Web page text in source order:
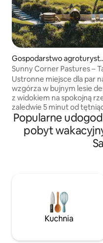
Gospodarstwo
zne w: Bellingen
Sunny Corner Pastures –
Ustronne miejsce dla par
wzgórza w bujnym lesie
z widokiem na spokojną
zaledwie 5 minut od
Bellingen. Zanurz się w
parującej cedrowej wannie
z hydromasażem,
w luksusowym łóżku typu
zregeneruj się w saunie
i zimnym basenie, a na
butelkę szampana na nasz
Spokojny wypoczynek,
Popularne
pobyt
Kuchnia